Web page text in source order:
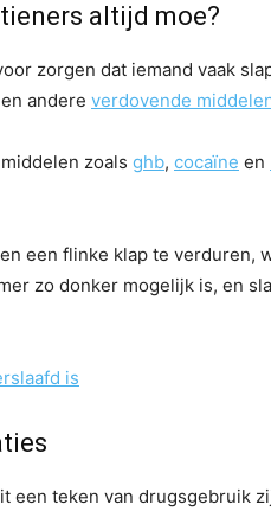
altijd moe?
zorgen dat iemand vaak
en andere verdovende
zoals ghb, cocaïne en
een flinke klap te verduren,
zo donker mogelijk is, en
is
een teken van drugsgebruik